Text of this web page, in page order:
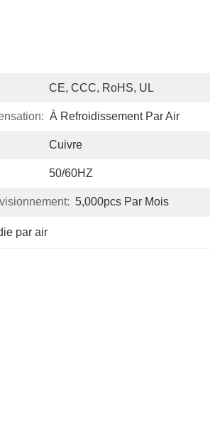
CE, CCC, RoHS, UL
À Refroidissement Par Air
Cuivre
50/60HZ
5,000pcs Par Mois
par air